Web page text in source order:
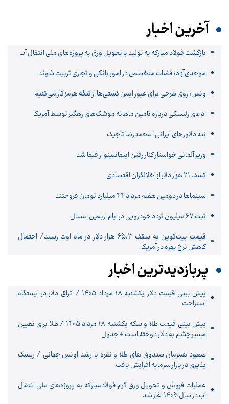
آخرین اخبار
بازگشت فولاد مبارکه به تولید با تحویل ورق به پروژه‌های ملی انتقال آب
موحدی‌آزاد: قضات متخصص در امور بانکی و تجاری تربیت شوند
ونس: روی طرحی برای عبور ایمن کشتی‌ها از تنگه هرمز کار می‌کنیم
ادعای زلنسکی درباره تامین ماهانه موشک‌های رهگیر توسط آمریکا
ننه دلاورهای ایرانی | محمدرضا تاجیک
وزیر آلمانی خواستار کنار رفتن اینفانتینو از فیفا شد
کشف ۲۱ هزار دلار از اخلالگران اقتصادی
سینماها در دومین هفته‌ مرداد ۴۴ میلیارد تومان فروختند
ثبت ۶۷ میلیون تردد خودرویی در ایام اربعین امسال
قیمت بیت‌کوین به سقف ۶۵.۳ هزار دلار در ماه اوت رسید/ احتمال
کاهش نرخ بهره در آمریکا
پربازدیدترین اخبار
پیش ‌بینی قیمت دلار یکشنبه ۱۸ مرداد ۱۴۰۵ / اتراق دلار در ایستگاه
استراحت
پیش‌ بینی قیمت طلا و سکه یکشنبه ۱۸ مرداد ۱۴۰۵ / طلا برای تعیین
مسیر چشم به دلار دوخته است + جدول
صعود همزمان صندوق های طلا و نقره با رشد اونس جهانی / ریسک
پذیری در بازار سرمایه افزایش یافت
عملیات فروش و تحویل ورق گرم فولادمبارکه به پروژه‌های ملی انتقال
آب در سال 1405 آغاز شد